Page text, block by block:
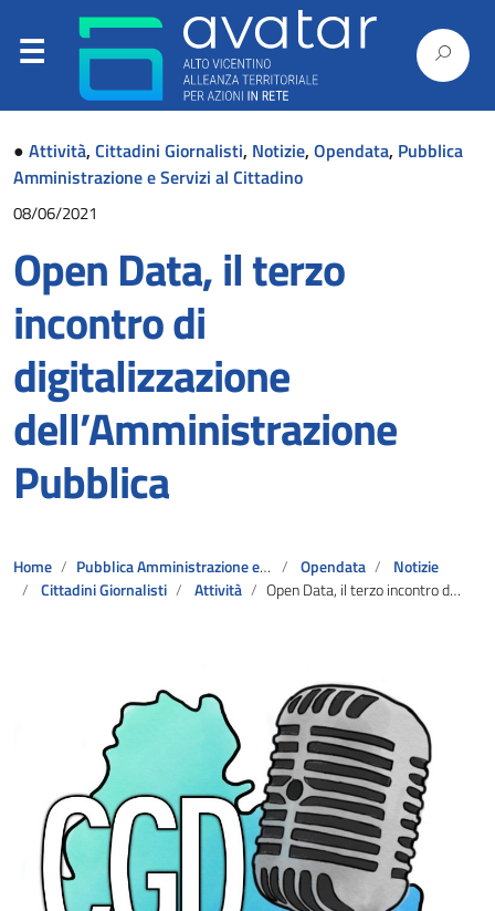
● Attività, Cittadini Giornalisti, Notizie, Opendata, Pubblica
Amministrazione e Servizi al Cittadino
08/06/2021
Open Data, il terzo
incontro di
digitalizzazione
dell’Amministrazione
Pubblica
Home Pubblica Amministrazione e Servizi al Cittadino Opendata
Notizie
Cittadini Giornalisti
Attività Open Data, il terzo incontro di digitalizzazione dell’Amministrazione Pubblica